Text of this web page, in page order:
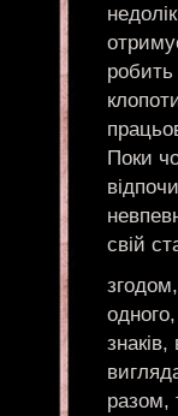
робить
Поки
свій
разом,